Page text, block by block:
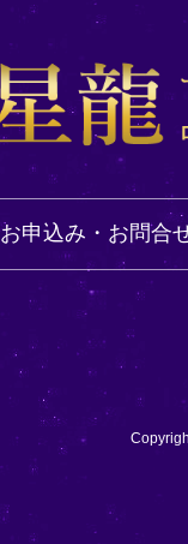
お申込み・お問合